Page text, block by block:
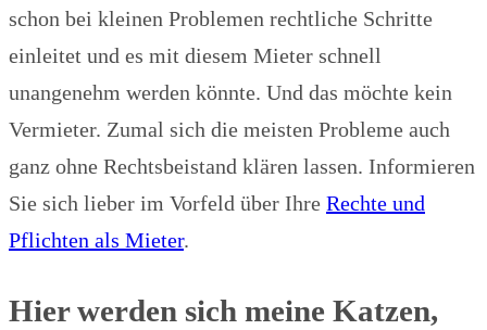
schon bei kleinen Problemen rechtliche Schritte
einleitet und es mit diesem Mieter schnell
unangenehm werden könnte. Und das möchte kein
Vermieter. Zumal sich die meisten Probleme auch
ganz ohne Rechtsbeistand klären lassen. Informieren
Sie sich lieber im Vorfeld über Ihre Rechte und
Pflichten als Mieter.
Hier werden sich meine Katzen,